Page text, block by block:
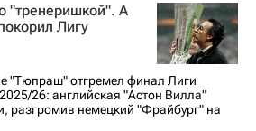
"тренеришкой". А
Лигу
"Тюпраш" отгремел финал Лиги
26: английская "Астон Вилла"
разгромив немецкий "Фрайбург" на